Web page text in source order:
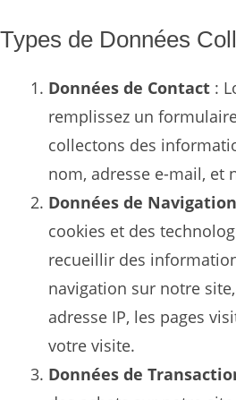
Types de Données
Données de Contact :
remplissez un
collectons des
nom, adresse e-mail, et
Données de Navigation
cookies et des
recueillir des
navigation sur notre
adresse IP, les pages
votre visite.
Données de